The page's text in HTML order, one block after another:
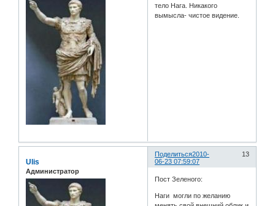
тело Нага. Никакого
вымысла- чистое видение.
Поделиться 13
2010-
06-23 07:59:07
Ulis
Администратор
Пост Зеленого:
Наги могли по желанию